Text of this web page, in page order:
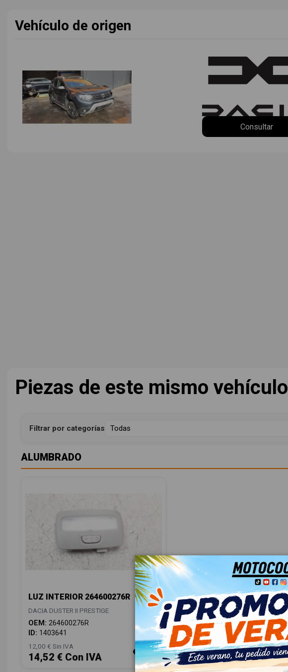
Vehículo de origen
Consultar
Piezas de este mismo vehículo
Filtrar por categorías
ALUMBRADO
LUZ INTERIOR 264600276R
DACIA DUSTER II PRESTIGE
OEM: 264600276R
ID: 1403641
12,00 € Sin IVA
14,52 € Con IVA